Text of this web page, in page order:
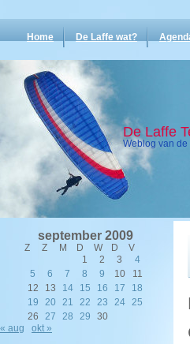
Home De Laffe wat?
De Laffe
Weblog van de
september 2009
Z Z M D W D
V
1
2 3
4
5
6 7 8 9 10
11
12
13 14 15 16 17
18
19
20 21 22 23 24
25
26
27 28 29
30
« aug
okt »